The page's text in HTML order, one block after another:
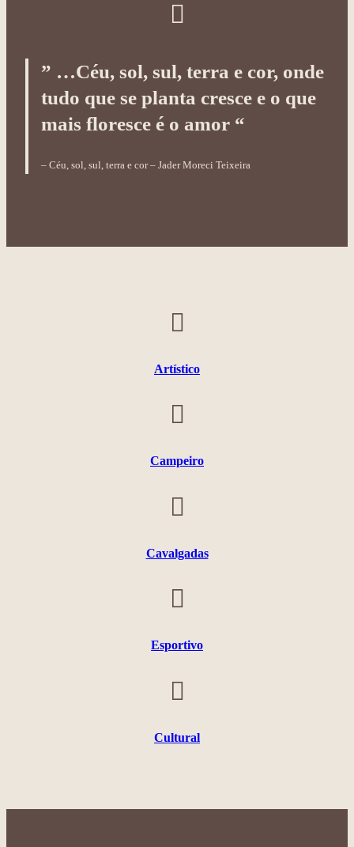
” …Céu, sol, sul, terra e cor, onde
tudo que se planta cresce e o que
mais floresce é o amor “
– Céu, sol, sul, terra e cor – Jader Moreci Teixeira
Artístico
Campeiro
Cavalgadas
Esportivo
Cultural